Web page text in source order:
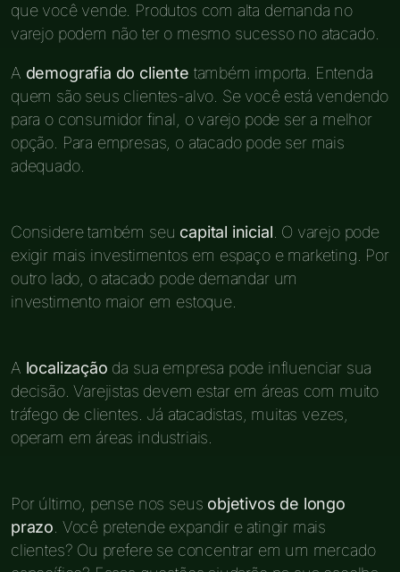
que você vende. Produtos com alta demanda no
varejo podem não ter o mesmo sucesso no atacado.
A demografia do cliente também importa. Entenda
quem são seus clientes-alvo. Se você está vendendo
para o consumidor final, o varejo pode ser a melhor
opção. Para empresas, o atacado pode ser mais
adequado.
Considere também seu capital inicial. O varejo pode
exigir mais investimentos em espaço e marketing. Por
outro lado, o atacado pode demandar um
investimento maior em estoque.
A localização da sua empresa pode influenciar sua
decisão. Varejistas devem estar em áreas com muito
tráfego de clientes. Já atacadistas, muitas vezes,
operam em áreas industriais.
Por último, pense nos seus objetivos de longo
prazo. Você pretende expandir e atingir mais
clientes? Ou prefere se concentrar em um mercado